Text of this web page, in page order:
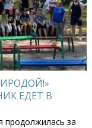
ЕДЕТ В
продолжилась за